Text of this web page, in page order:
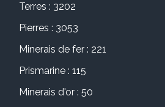
Terres : 3202
Pierres : 3053
Minerais de fer : 221
Prismarine : 115
Minerais d'or : 50